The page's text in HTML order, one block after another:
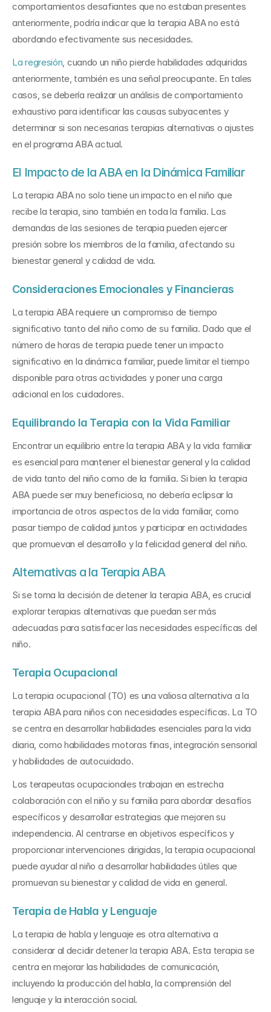
comportamientos desafiantes que no estaban presentes
anteriormente, podría indicar que la terapia ABA no está
abordando efectivamente sus necesidades.
La regresión, cuando un niño pierde habilidades adquiridas
anteriormente, también es una señal preocupante. En tales
casos, se debería realizar un análisis de comportamiento
exhaustivo para identificar las causas subyacentes y
determinar si son necesarias terapias alternativas o ajustes
en el programa ABA actual.
El Impacto de la ABA en la Dinámica Familiar
La terapia ABA no solo tiene un impacto en el niño que
recibe la terapia, sino también en toda la familia. Las
demandas de las sesiones de terapia pueden ejercer
presión sobre los miembros de la familia, afectando su
bienestar general y calidad de vida.
Consideraciones Emocionales y Financieras
La terapia ABA requiere un compromiso de tiempo
significativo tanto del niño como de su familia. Dado que el
número de horas de terapia puede tener un impacto
significativo en la dinámica familiar, puede limitar el tiempo
disponible para otras actividades y poner una carga
adicional en los cuidadores.
Equilibrando la Terapia con la Vida Familiar
Encontrar un equilibrio entre la terapia ABA y la vida familiar
es esencial para mantener el bienestar general y la calidad
de vida tanto del niño como de la familia. Si bien la terapia
ABA puede ser muy beneficiosa, no debería eclipsar la
importancia de otros aspectos de la vida familiar, como
pasar tiempo de calidad juntos y participar en actividades
que promuevan el desarrollo y la felicidad general del niño.
Alternativas a la Terapia ABA
Si se toma la decisión de detener la terapia ABA, es crucial
explorar terapias alternativas que puedan ser más
adecuadas para satisfacer las necesidades específicas del
niño.
Terapia Ocupacional
La terapia ocupacional (TO) es una valiosa alternativa a la
terapia ABA para niños con necesidades específicas. La TO
se centra en desarrollar habilidades esenciales para la vida
diaria, como habilidades motoras finas, integración sensorial
y habilidades de autocuidado.
Los terapeutas ocupacionales trabajan en estrecha
colaboración con el niño y su familia para abordar desafíos
específicos y desarrollar estrategias que mejoren su
independencia. Al centrarse en objetivos específicos y
proporcionar intervenciones dirigidas, la terapia ocupacional
puede ayudar al niño a desarrollar habilidades útiles que
promuevan su bienestar y calidad de vida en general.
Terapia de Habla y Lenguaje
La terapia de habla y lenguaje es otra alternativa a
considerar al decidir detener la terapia ABA. Esta terapia se
centra en mejorar las habilidades de comunicación,
incluyendo la producción del habla, la comprensión del
lenguaje y la interacción social.